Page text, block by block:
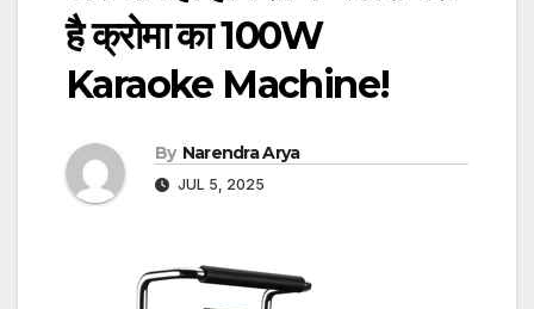
है क्रोमा का 100W
Karaoke Machine!
By Narendra Arya
JUL 5, 2025